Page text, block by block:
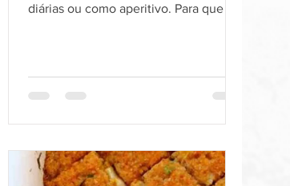
diárias ou como aperitivo. Para que ele